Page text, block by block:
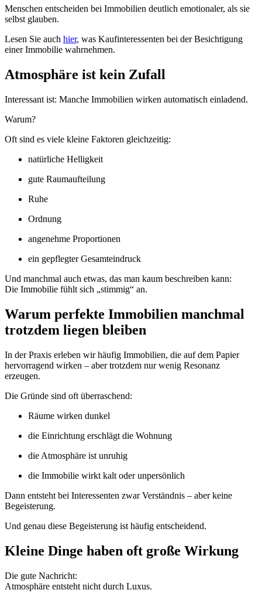
Menschen entscheiden bei Immobilien deutlich emotionaler, als sie
selbst glauben.
Lesen Sie auch hier, was Kaufinteressenten bei der Besichtigung
einer Immobilie wahrnehmen.
Atmosphäre ist kein Zufall
Interessant ist: Manche Immobilien wirken automatisch einladend.
Warum?
Oft sind es viele kleine Faktoren gleichzeitig:
natürliche Helligkeit
gute Raumaufteilung
Ruhe
Ordnung
angenehme Proportionen
ein gepflegter Gesamteindruck
Und manchmal auch etwas, das man kaum beschreiben kann:
Die Immobilie fühlt sich „stimmig“ an.
Warum perfekte Immobilien manchmal
trotzdem liegen bleiben
In der Praxis erleben wir häufig Immobilien, die auf dem Papier
hervorragend wirken – aber trotzdem nur wenig Resonanz
erzeugen.
Die Gründe sind oft überraschend:
Räume wirken dunkel
die Einrichtung erschlägt die Wohnung
die Atmosphäre ist unruhig
die Immobilie wirkt kalt oder unpersönlich
Dann entsteht bei Interessenten zwar Verständnis – aber keine
Begeisterung.
Und genau diese Begeisterung ist häufig entscheidend.
Kleine Dinge haben oft große Wirkung
Die gute Nachricht:
Atmosphäre entsteht nicht durch Luxus.